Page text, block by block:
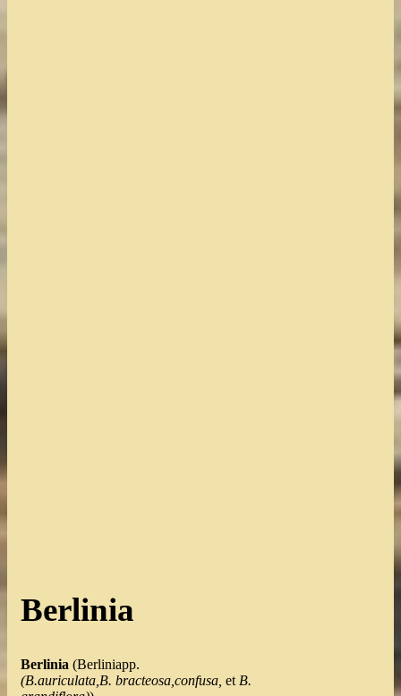
Berlinia
Berlinia (Berliniapp.
(B.auriculata,B. bracteosa, confusa, et B.